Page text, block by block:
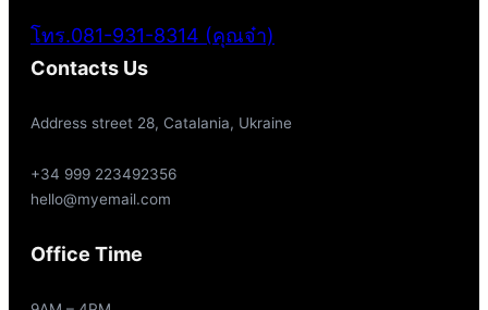
โทร.081-931-8314 (คุณจ๋า)
Contacts Us
Address street 28, Catalania, Ukraine
+34 999 223492356
hello@myemail.com
Office Time